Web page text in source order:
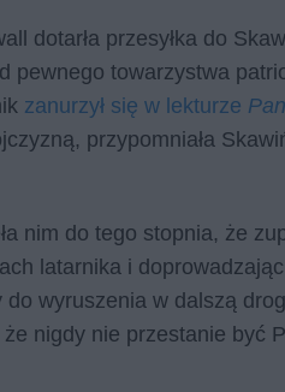
dotarła przesyłka do
pewnego towarzystwa
zanurzył się w lekturze
przypomniała
nim do tego stopnia, że
latarnika i
do wyruszenia w dalszą
nigdy nie przestanie być